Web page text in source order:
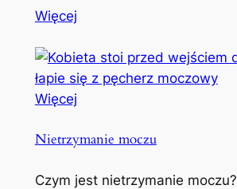
Więcej
Więcej
Nietrzymanie moczu
Czym jest nietrzymanie moczu?